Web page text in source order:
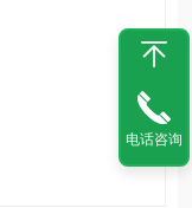
电话咨询